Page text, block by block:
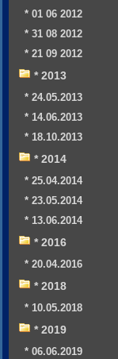
* 01 06 2012
* 31 08 2012
* 21 09 2012
* 2013
* 24.05.2013
* 14.06.2013
* 18.10.2013
* 2014
* 25.04.2014
* 23.05.2014
* 13.06.2014
* 2016
* 20.04.2016
* 2018
* 10.05.2018
* 2019
* 06.06.2019